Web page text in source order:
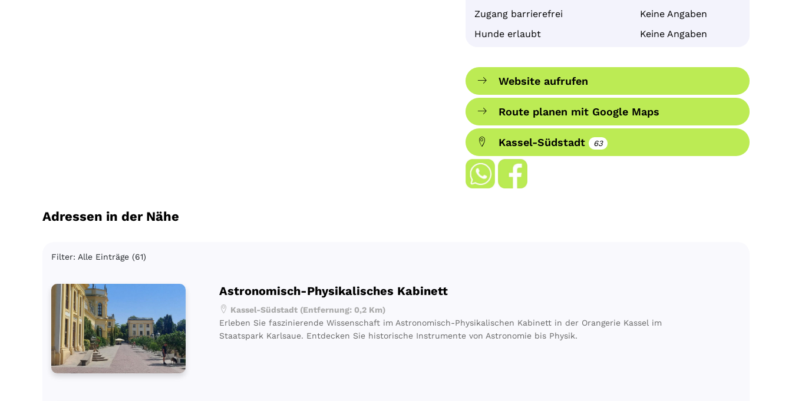
Zugang barrierefrei
Keine Angaben
Hunde erlaubt
Keine Angaben
Website aufrufen
Route planen mit Google Maps
Kassel-Südstadt 63
Adressen in der Nähe
Filter: Alle Einträge (61)
Astronomisch-Physikalisches Kabinett
Kassel-Südstadt (Entfernung: 0,2 Km)
Erleben Sie faszinierende Wissenschaft im Astronomisch-Physikalischen Kabinett in der Orangerie Kassel im
Staatspark Karlsaue. Entdecken Sie historische Instrumente von Astronomie bis Physik.